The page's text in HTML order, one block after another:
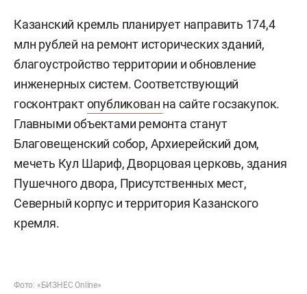
Казанский кремль планирует направить 174,4
млн рублей на ремонт исторических зданий,
благоустройство территории и обновление
инженерных систем. Соответствующий
госконтрактопубликован на сайте госзакупок.
Главными объектами ремонта станут
Благовещенский собор, Архиерейский дом,
мечеть Кул Шариф, Дворцовая церковь, здания
Пушечного двора, Присутственных мест,
Северный корпус и территория Казанского
кремля.
Фото: «БИЗНЕС Online»